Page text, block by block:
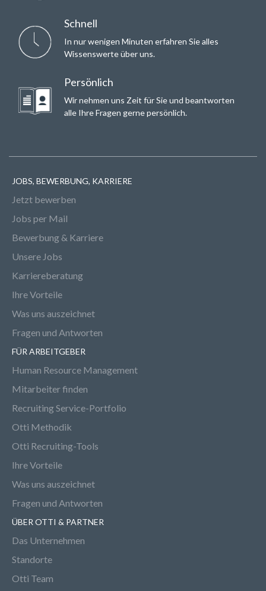
Schnell
In nur wenigen Minuten erfahren Sie alles
Wissenswerte über uns.
Persönlich
Wir nehmen uns Zeit für Sie und beantworten
alle Ihre Fragen gerne persönlich.
JOBS, BEWERBUNG, KARRIERE
Jetzt bewerben
Jobs per Mail
Bewerbung & Karriere
Unsere Jobs
Karriereberatung
Ihre Vorteile
Was uns auszeichnet
Fragen und Antworten
FÜR ARBEITGEBER
Human Resource Management
Mitarbeiter finden
Recruiting Service-Portfolio
Otti Methodik
Otti Recruiting-Tools
Ihre Vorteile
Was uns auszeichnet
Fragen und Antworten
ÜBER OTTI & PARTNER
Das Unternehmen
Standorte
Otti Team